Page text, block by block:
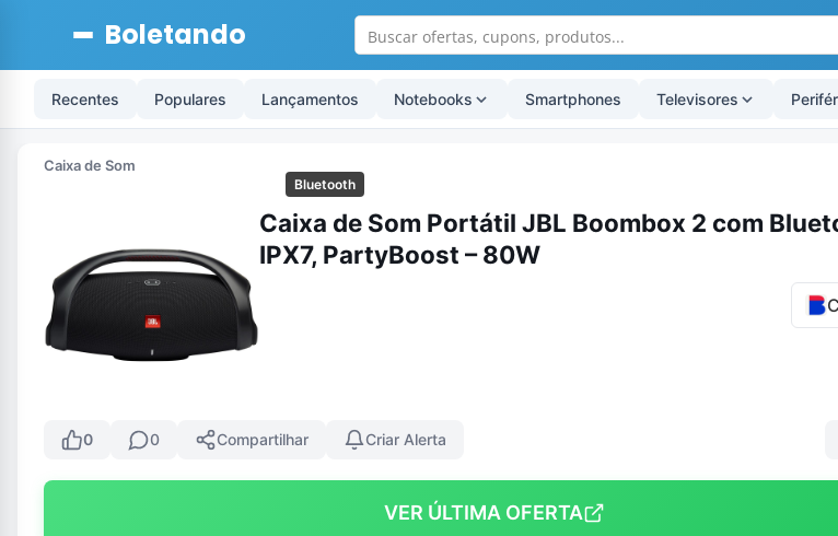
Boletando
Recentes Populares Lançamentos Notebooks Smartphones Televisores
Caixa de Som
Bluetooth
Caixa de Som Portátil JBL Boombox 2 com
IPX7, PartyBoost – 80W
0 0 Compartilhar Criar Alerta
VER ÚLTIMA OFERTA